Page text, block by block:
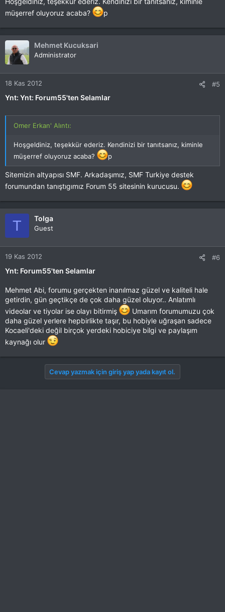
müşerref oluyoruz acaba?
p
Mehmet Kucuksari
Administrator
18 Kas 2012 #5
Ynt: Ynt: Forum55'ten Selamlar
Omer Erkan' Alıntı:
Hoşgeldiniz, teşekkür ederiz. Kendinizi bir tanıtsanız, kiminle
müşerref oluyoruz acaba?
p
Sitemizin altyapısı SMF. Arkadaşımız, SMF Turkiye destek
forumundan tanıştıgımız Forum 55 sitesinin kurucusu.
T Tolga
Guest
19 Kas 2012 #6
Ynt: Forum55'ten Selamlar
Mehmet Abi, forumu gerçekten inanılmaz güzel ve kaliteli hale
getirdin, gün geçtikçe de çok daha güzel oluyor.. Anlatımlı
videolar ve tiyolar ise olayı bitirmiş
Umarım forumumuzu çok
daha güzel yerlere hepbirlikte taşır, bu hobiyle uğraşan sadece
Kocaeli'deki değil birçok yerdeki hobiciye bilgi ve paylaşım
kaynağı olur
Cevap yazmak için giriş yap yada kayıt ol.